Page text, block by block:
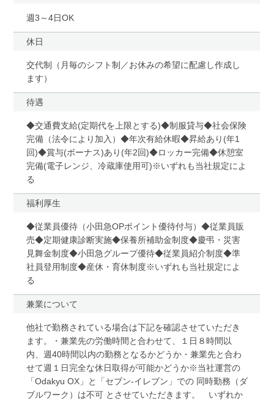
週3～4日OK
休日
交代制（月毎のシフト制／お休みの希望に配慮し作成し
ます）
待遇
◆交通費支給(定期代を上限とする)◆制服貸与◆社会保険
完備（法令により加入）◆年次有給休暇◆昇給あり(年1
回)◆賞与(ボーナス)あり(年2回)◆ロッカー完備◆休憩室
完備(電子レンジ、冷蔵庫使用可)※いずれも当社規定によ
る
福利厚生
◆従業員優待（小田急OPポイント優待付与）◆従業員販
売◆定期健康診断実施◆保養所補助金制度◆慶弔・災害
見舞金制度◆小田急グループ優待◆従業員紹介制度◆準
社員登用制度◆産休・育休制度※いずれも当社規定によ
る
兼業について
他社で勤務されている場合は下記を確認させていただき
ます。・兼業先の労働時間と合わせて、１日８時間以
内、週40時間以内の勤務となるかどうか・兼業先と合わ
せて週１日完全な休日取得が可能かどうか※当社運営の
「Odakyu OX」と「セブン-イレブン」での 同時勤務（ダ
ブルワーク）は不可 とさせていただきます。 いずれか